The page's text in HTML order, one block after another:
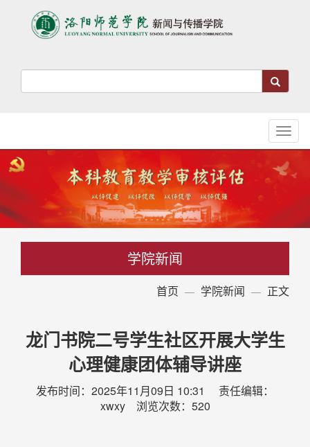
学院新闻
首页 学院新闻 正文
龙门书院二号学生社区开展大学生
心理健康团体辅导讲座
发布时间：2025年11月09日 10:31 责任编辑：
xwxy 浏览次数： 520